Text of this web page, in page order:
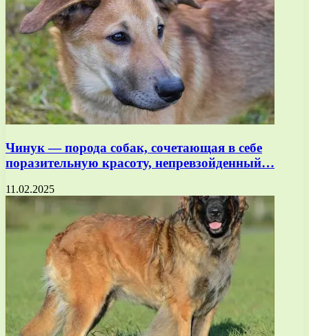
Чинук — порода собак, сочетающая в себе
поразительную красоту, непревзойденный…
11.02.2025